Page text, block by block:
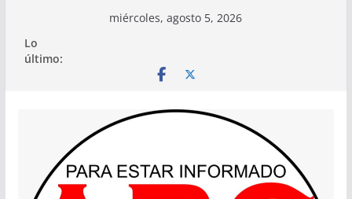
contenido
miércoles, agosto 5, 2026
Lo
último: